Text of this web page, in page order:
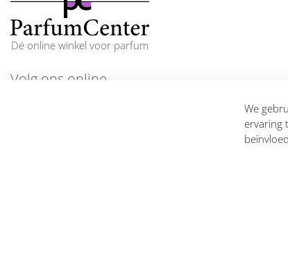
Dé online winkel voor parfum
Volg ons online
We
ervaring